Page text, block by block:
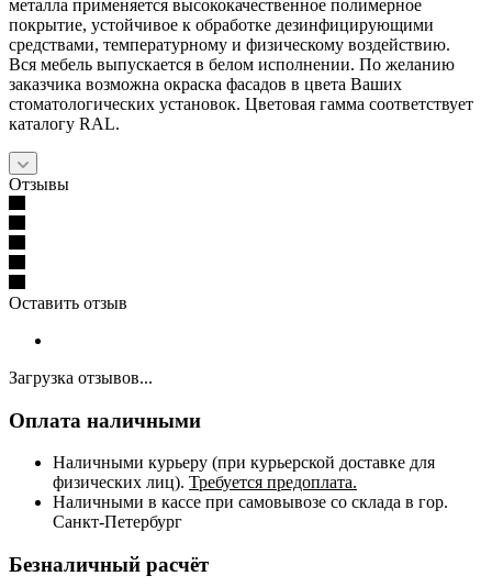
металла применяется высококачественное полимерное
покрытие, устойчивое к обработке дезинфицирующими
средствами, температурному и физическому воздействию.
Вся мебель выпускается в белом исполнении. По желанию
заказчика возможна окраска фасадов в цвета Ваших
стоматологических установок. Цветовая гамма соответствует
каталогу RAL.
Отзывы
Оставить отзыв
Загрузка отзывов...
Оплата наличными
Наличными курьеру (при курьерской доставке для
физических лиц). Требуется предоплата.
Наличными в кассе при самовывозе со склада в гор.
Санкт-Петербург
Безналичный расчёт